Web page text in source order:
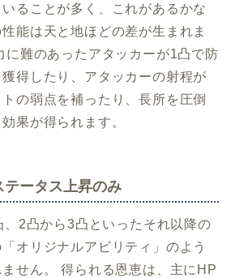
ることが多く、これがあるかな
能は天と地ほどの差が生まれま
に難のあったアタッカーが1凸で防
得したり、アタッカーの射程が
の弱点を補ったり、長所を圧倒
果が得られます。
ータス上昇のみ
2凸から3凸といったそれ以降の
オリジナルアビリティ」のよう
せん。 得られる恩恵は、主にHP